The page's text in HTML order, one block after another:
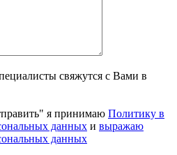
свяжутся с Вами в
я принимаю Политику в
данных и выражаю
данных